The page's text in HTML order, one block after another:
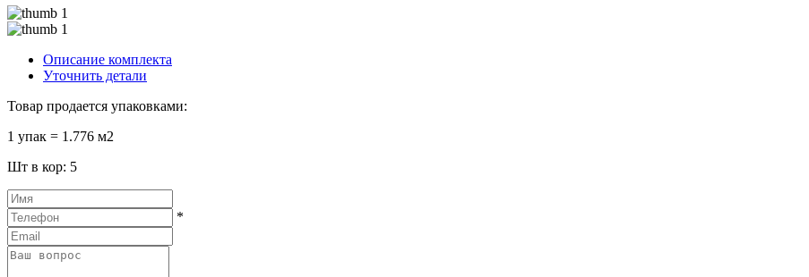
Описание комплекта
Уточнить детали
Товар продается упаковками:
1 упак = 1.776 м2
Шт в кор: 5
*